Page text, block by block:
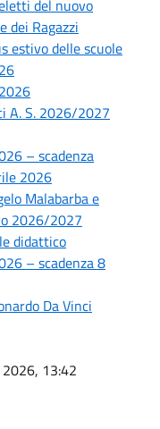
del nuovo
dei Ragazzi
estivo delle scuole
A. S. 2026/2027
– scadenza
2026
Malabarba e
2026/2027
didattico
– scadenza 8
Da Vinci
13:42